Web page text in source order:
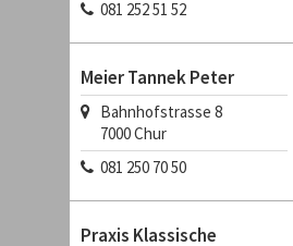
081 252 51 52
Meier Tannek Peter
Bahnhofstrasse 8
7000Chur
081 250 70 50
Praxis Klassische